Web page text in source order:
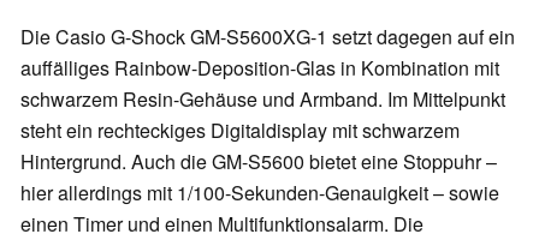
Die Casio G-Shock GM-S5600XG-1 setzt dagegen auf ein
auffälliges Rainbow-Deposition-Glas in Kombination mit
schwarzem Resin-Gehäuse und Armband. Im Mittelpunkt
steht ein rechteckiges Digitaldisplay mit schwarzem
Hintergrund. Auch die GM-S5600 bietet eine Stoppuhr –
hier allerdings mit 1/100-Sekunden-Genauigkeit – sowie
einen Timer und einen Multifunktionsalarm. Die